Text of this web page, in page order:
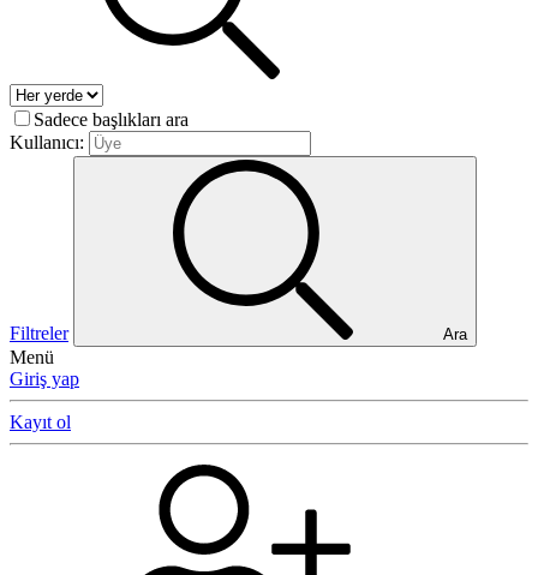
Sadece başlıkları ara
Kullanıcı:
Filtreler Ara
Menü
Giriş yap
Kayıt ol